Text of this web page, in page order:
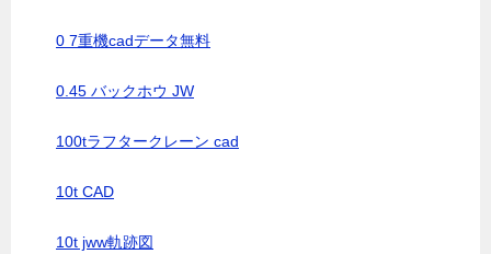
0 7重機cadデータ無料
0.45 バックホウ JW
100tラフタークレーン cad
10t CAD
10t jww軌跡図